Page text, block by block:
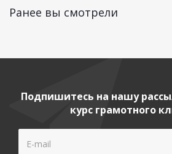
Ранее вы смотрели
Подпишитесь на нашу
курс грамотного